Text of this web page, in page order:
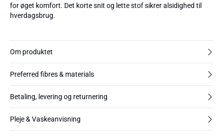
for øget komfort. Det korte snit og lette stof sikrer alsidighed til
hverdagsbrug.
Om produktet
Preferred fibres & materials
Betaling, levering og returnering
Pleje & Vaskeanvisning